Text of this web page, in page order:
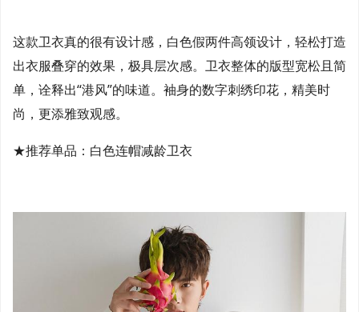
这款卫衣真的很有设计感，白色假两件高领设计，轻松打造
出衣服叠穿的效果，极具层次感。卫衣整体的版型宽松且简
单，诠释出“港风”的味道。袖身的数字刺绣印花，精美时
尚，更添雅致观感。
★推荐单品：白色连帽减龄卫衣